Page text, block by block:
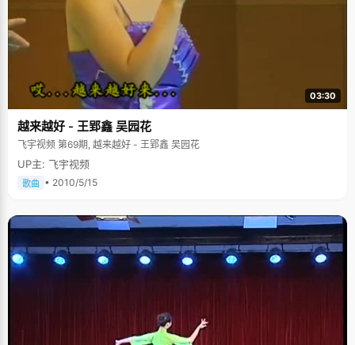
03:30
越来越好 - 王郢鑫 吴园花
飞宇视频 第69期, 越来越好 - 王郢鑫 吴园花
UP主: 飞宇视频
歌曲 • 2010/5/15